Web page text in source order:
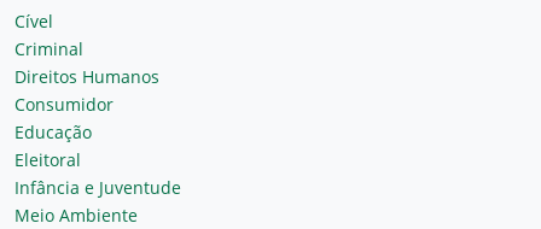
Cível
Criminal
Direitos Humanos
Consumidor
Educação
Eleitoral
Infância e Juventude
Meio Ambiente